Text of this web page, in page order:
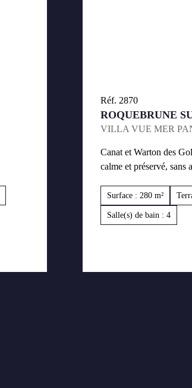
Réf. 2870
ROQUEBRUNE
VILLA VUE MER
Canat et Warton des
calme et préservé, sans
Surface : 280 m²
Salle(s) de bain : 4